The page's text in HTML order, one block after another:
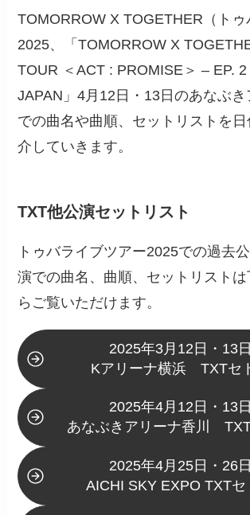
TOMORROW X TOGETHER（ト
2025、「TOMORROW X
TOUR ＜ACT : PROMISE＞ – EP. 2
JAPAN」4月12日・13日のあなぶき
での曲名や曲順、セットリストを
介していきます。
TXT他公演セットリスト
トゥバライブツアー2025での過去
演での曲名、曲順、セットリスト
らご覧いただけます。
2025年3月12日・13日
Kアリーナ横浜 TXTセ
2025年4月12日・13日
あなぶきアリーナ香川
2025年4月25日・26日
AICHI SKY EXPO TXTセ